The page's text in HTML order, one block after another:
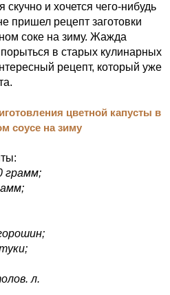
скучно и хочется чего-нибудь
пришел рецепт заготовки
соке на зиму. Жажда
в старых кулинарных
рецепт, который уже
грамм;
л.